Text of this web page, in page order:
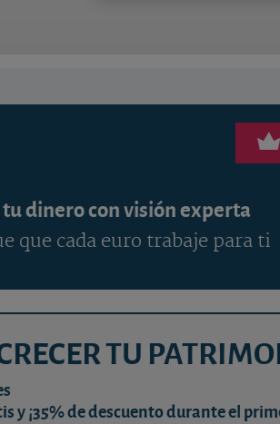
dinero con visión experta
que cada euro trabaje para ti
TU
y ¡35% de descuento durante el